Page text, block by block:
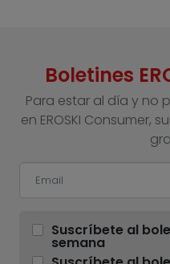
Boletines
Para estar al día y no
en EROSKI Consumer,
Suscríbete al
semana